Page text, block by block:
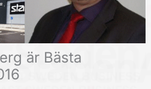
är Bästa